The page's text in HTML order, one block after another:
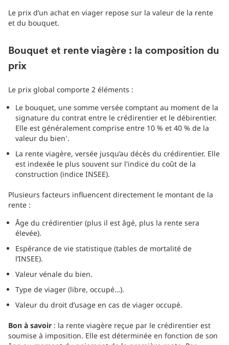
Le prix d’un achat en viager repose sur la valeur de la rente
et du bouquet.
Bouquet et rente viagère : la composition du
prix
Le prix global comporte 2 éléments :
Le bouquet, une somme versée comptant au moment de la
signature du contrat entre le crédirentier et le débirentier.
Elle est généralement comprise entre 10 % et 40 % de la
valeur du bien 1 .
La rente viagère, versée jusqu’au décès du crédirentier. Elle
est indexée le plus souvent sur l'indice du coût de la
construction (indice INSEE).
Plusieurs facteurs influencent directement le montant de la
rente :
Âge du crédirentier (plus il est âgé, plus la rente sera
élevée).
Espérance de vie statistique (tables de mortalité de
l’INSEE).
Valeur vénale du bien.
Type de viager (libre, occupé…).
Valeur du droit d’usage en cas de viager occupé.
Bon à savoir : la rente viagère reçue par le crédirentier est
soumise à imposition. Elle est déterminée en fonction de son